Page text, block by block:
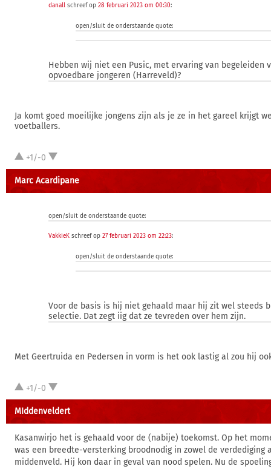
danall schreef op 28 februari 2023 om 00:30:
open/sluit de onderstaande quote:
Hebben wij niet een Pusic, met ervaring van begeleiden
opvoedbare jongeren (Harreveld)?
Ja komt goed moeilijke jongens zijn als je ze in het gareel krijgt
voetballers.
+1/-0
Marc Acardipane
open/sluit de onderstaande quote:
VakkieK schreef op 27 februari 2023 om 22:23:
open/sluit de onderstaande quote:
Voor de basis is hij niet gehaald maar hij zit wel steeds
selectie. Dat zegt iig dat ze tevreden over hem zijn.
Met Geertruida en Pedersen in vorm is het ook lastig al zou hij
+1/-0
MIddenveldert
Kasanwirjo het is gehaald voor de (nabije) toekomst. Op het
was een breedte-versterking broodnodig in zowel de verdediging
middenveld. Hij kon daar in geval van nood spelen. Nu de